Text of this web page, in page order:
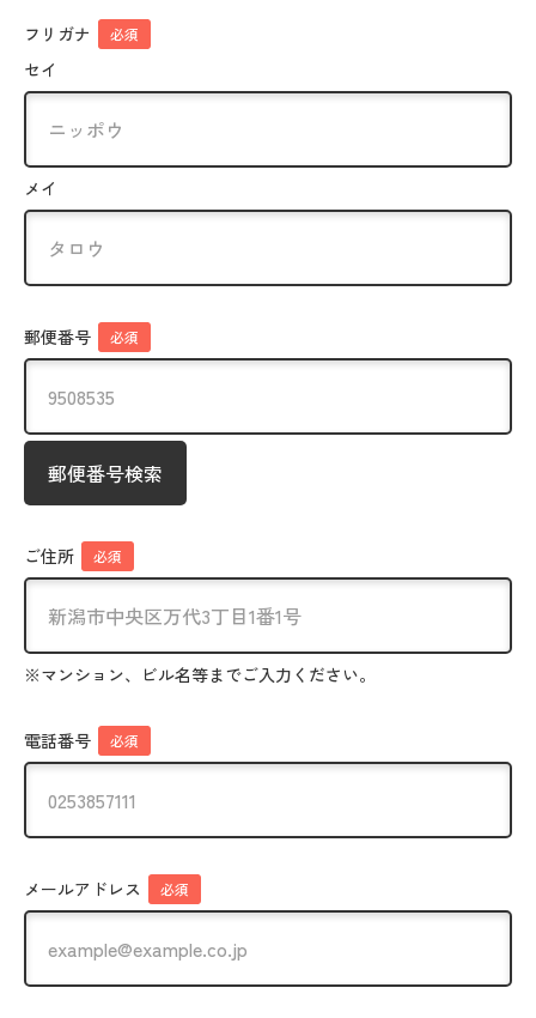
フリガナ 必須
セイ
メイ
郵便番号 必須
郵便番号検索
ご住所 必須
※マンション、ビル名等までご入力ください。
電話番号 必須
メールアドレス 必須